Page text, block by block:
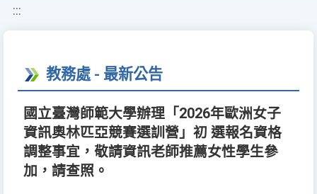
:::
教務處 - 最新公告
國立臺灣師範大學辦理「2026年歐洲女子
資訊奧林匹亞競賽選訓營」初 選報名資格
調整事宜，敬請資訊老師推薦女性學生參
加，請查照。